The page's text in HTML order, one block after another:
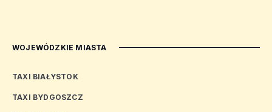
WOJEWÓDZKIE MIASTA
TAXI BIAŁYSTOK
TAXI BYDGOSZCZ